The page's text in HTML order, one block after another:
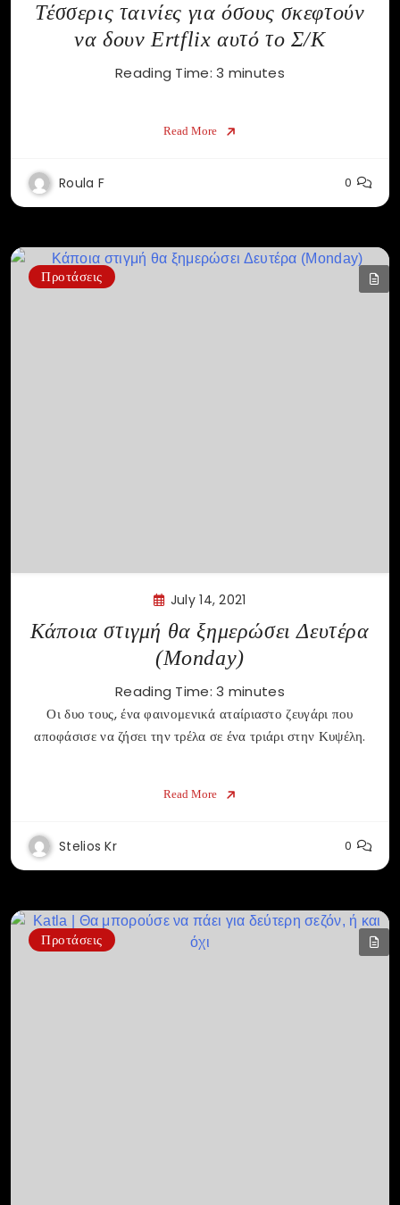
Τέσσερις ταινίες για όσους σκεφτούν
να δουν Ertflix αυτό το Σ/Κ
Reading Time:3 minutes
Read More
Roula F 0
Προτάσεις
July 14, 2021
Κάποια στιγμή θα ξημερώσει Δευτέρα
(Monday)
Reading Time:3 minutes
Οι δυο τους, ένα φαινομενικά αταίριαστο ζευγάρι που
αποφάσισε να ζήσει την τρέλα σε ένα τριάρι στην Κυψέλη.
Read More
Stelios Kr 0
Προτάσεις